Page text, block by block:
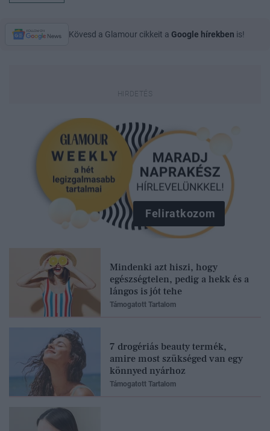
Kövesd a Glamour cikkeit a Google hírekben is!
Feliratkozom
Mindenki azt hiszi, hogy
egészségtelen, pedig a hekk és a
lángos is jót tehe
Támogatott Tartalom
7 drogériás beauty termék,
amire most szükséged van egy
könnyed nyárhoz
Támogatott Tartalom